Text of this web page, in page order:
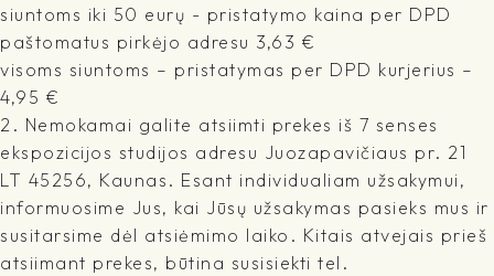
siuntoms iki 50 eurų - pristatymo kaina per DPD
paštomatus pirkėjo adresu 3,63 €
visoms siuntoms – pristatymas per DPD kurjerius –
4,95 €
2. Nemokamai galite atsiimti prekes iš 7 senses
ekspozicijos studijos adresu Juozapavičiaus pr. 21
LT 45256, Kaunas. Esant individualiam užsakymui,
informuosime Jus, kai Jūsų užsakymas pasieks mus ir
susitarsime dėl atsiėmimo laiko. Kitais atvejais prieš
atsiimant prekes, būtina susisiekti tel.